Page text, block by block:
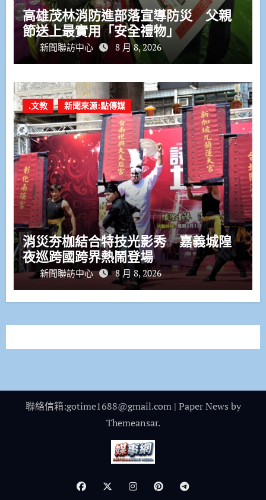
高雄茂林消防進部落宣導防災 父親
節送上最實用「安全禮物」
新聞聯訪中心 8 月 8, 2026
.文教 新聞來源:點傳媒
消災夯枷結合特技光影秀 嘉義城隍
夜巡跨國跨界熱鬧登場
新聞聯訪中心 8 月 8, 2026
聯絡信箱:gotime1688@gmail.com | Paper News by
Themeansar.